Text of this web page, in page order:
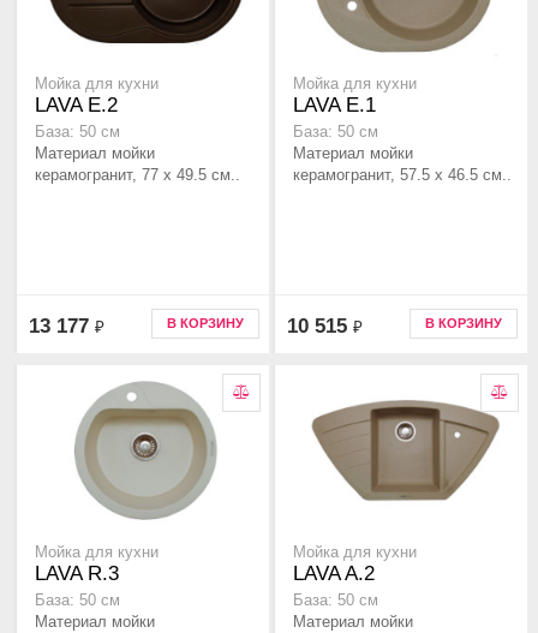
Мойка для кухни
LAVA E.2
База: 50 см
Материал мойки
керамогранит, 77 x 49.5 см..
13 177 ₽ В КОРЗИНУ
Мойка для кухни
LAVA E.1
База: 50 см
Материал мойки
керамогранит, 57.5 x 46.5 см..
10 515 ₽ В КОРЗИНУ
Мойка для кухни
LAVA R.3
База: 50 см
Материал мойки
Мойка для кухни
LAVA A.2
База: 50 см
Материал мойки